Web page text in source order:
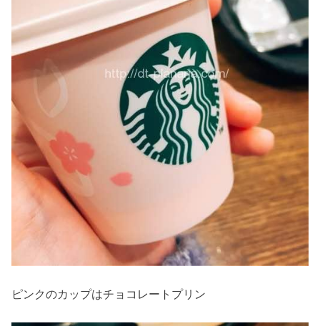
ピンクのカップはチョコレートプリン